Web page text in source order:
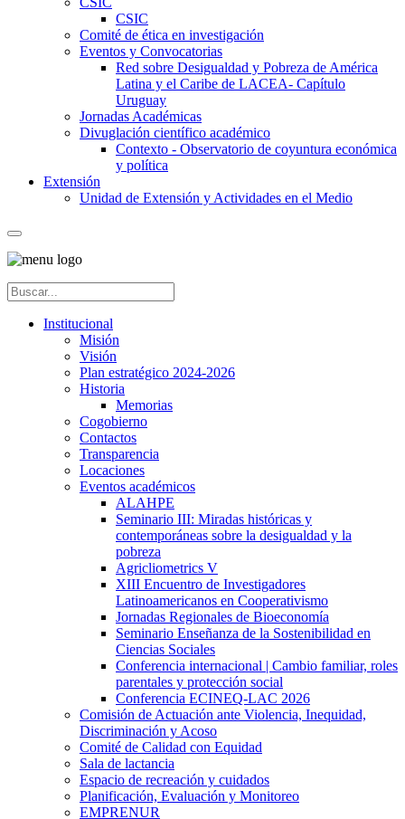
CSIC
Comité de ética en investigación
Eventos y Convocatorias
Red sobre Desigualdad y Pobreza de América
Latina y el Caribe de LACEA- Capítulo
Uruguay
Jornadas Académicas
Divuglación científico académico
Contexto - Observatorio de coyuntura económica
y política
Extensión
Unidad de Extensión y Actividades en el Medio
Institucional
Misión
Visión
Plan estratégico 2024-2026
Historia
Memorias
Cogobierno
Contactos
Transparencia
Locaciones
Eventos académicos
ALAHPE
Seminario III: Miradas históricas y
contemporáneas sobre la desigualdad y la
pobreza
Agricliometrics V
XIII Encuentro de Investigadores
Latinoamericanos en Cooperativismo
Jornadas Regionales de Bioeconomía
Seminario Enseñanza de la Sostenibilidad en
Ciencias Sociales
Conferencia internacional | Cambio familiar, roles
parentales y protección social
Conferencia ECINEQ-LAC 2026
Comisión de Actuación ante Violencia, Inequidad,
Discriminación y Acoso
Comité de Calidad con Equidad
Sala de lactancia
Espacio de recreación y cuidados
Planificación, Evaluación y Monitoreo
EMPRENUR